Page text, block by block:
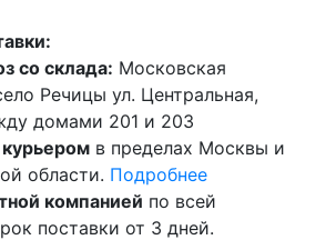
со склада: Московская
Речицы ул. Центральная,
домами 201 и 203
в пределах Москвы и
области. Подробнее
компанией по всей
поставки от 3 дней.